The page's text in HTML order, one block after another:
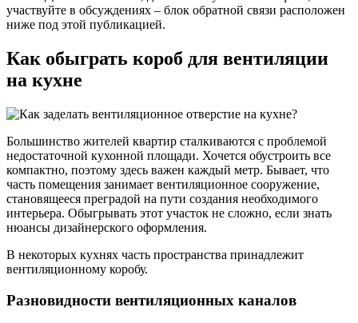
участвуйте в обсуждениях – блок обратной связи расположен
ниже под этой публикацией.
Как обыграть короб для вентиляции
на кухне
Большинство жителей квартир сталкиваются с проблемой
недостаточной кухонной площади. Хочется обустроить все
компактно, поэтому здесь важен каждый метр. Бывает, что
часть помещения занимает вентиляционное сооружение,
становящееся преградой на пути создания необходимого
интерьера. Обыгрывать этот участок не сложно, если знать
нюансы дизайнерского оформления.
В некоторых кухнях часть пространства принадлежит
вентиляционному коробу.
Разновидности вентиляционных каналов